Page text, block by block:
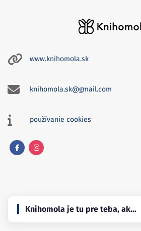
www.knihomola.sk
knihomola.sk@gmail.com
používanie cookies
Knihomola je tu pre teba, ak…